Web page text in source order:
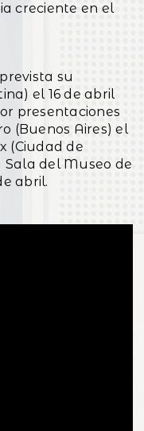
creciente en el
su
el 16 de abril
presentaciones
(Buenos Aires) el
(Ciudad de
Sala del Museo de
abril.